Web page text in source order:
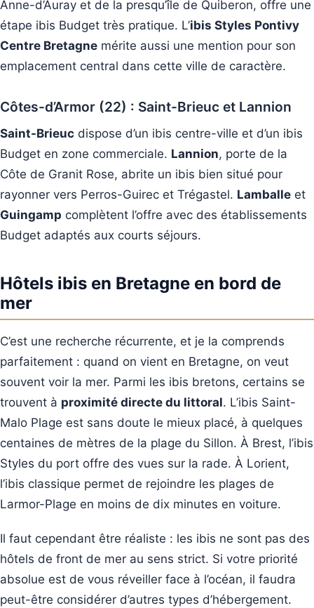
Anne-d’Auray et de la presqu’île de Quiberon, offre une
étape ibis Budget très pratique. L’ibis Styles Pontivy
Centre Bretagne mérite aussi une mention pour son
emplacement central dans cette ville de caractère.
Côtes-d’Armor (22) : Saint-Brieuc et Lannion
Saint-Brieuc dispose d’un ibis centre-ville et d’un ibis
Budget en zone commerciale. Lannion, porte de la
Côte de Granit Rose, abrite un ibis bien situé pour
rayonner vers Perros-Guirec et Trégastel. Lamballe et
Guingamp complètent l’offre avec des établissements
Budget adaptés aux courts séjours.
Hôtels ibis en Bretagne en bord de
mer
C’est une recherche récurrente, et je la comprends
parfaitement : quand on vient en Bretagne, on veut
souvent voir la mer. Parmi les ibis bretons, certains se
trouvent à proximité directe du littoral. L’ibis Saint-
Malo Plage est sans doute le mieux placé, à quelques
centaines de mètres de la plage du Sillon. À Brest, l’ibis
Styles du port offre des vues sur la rade. À Lorient,
l’ibis classique permet de rejoindre les plages de
Larmor-Plage en moins de dix minutes en voiture.
Il faut cependant être réaliste : les ibis ne sont pas des
hôtels de front de mer au sens strict. Si votre priorité
absolue est de vous réveiller face à l’océan, il faudra
peut-être considérer d’autres types d’hébergement.